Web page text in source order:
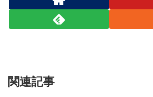
関連記事